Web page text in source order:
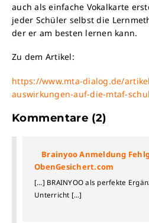
auch als einfache Vokalkarte
jeder Schüler selbst die
der er am besten lernen kann.
Zu dem Artikel:
https://www.mta-dialog.de/
auswirkungen-auf-die-mtaf-
Kommentare (2)
Brainyoo Anmeldung
ObenGesichert.com
[…] BRAINYOO als perfekte
Unterricht […]